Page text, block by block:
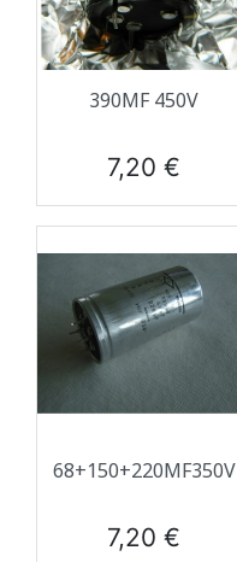
390ΜF 450V
Prix
7,20 €
68+150+220ΜF350V
Prix
7,20 €